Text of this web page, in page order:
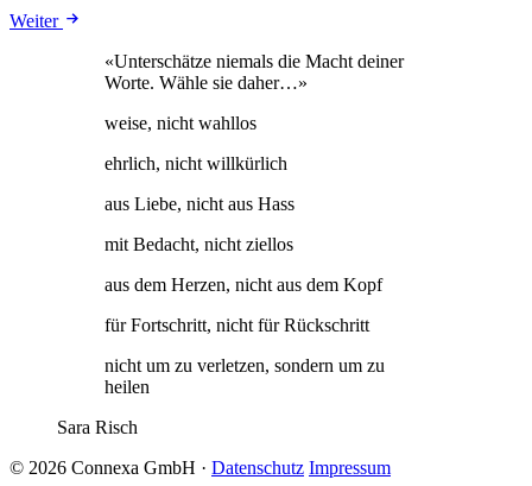
Weiter
«Unterschätze niemals die Macht deiner
Worte. Wähle sie daher…»
weise, nicht wahllos
ehrlich, nicht willkürlich
aus Liebe, nicht aus Hass
mit Bedacht, nicht ziellos
aus dem Herzen, nicht aus dem Kopf
für Fortschritt, nicht für Rückschritt
nicht um zu verletzen, sondern um zu
heilen
Sara Risch
© 2026 Connexa GmbH · Datenschutz Impressum